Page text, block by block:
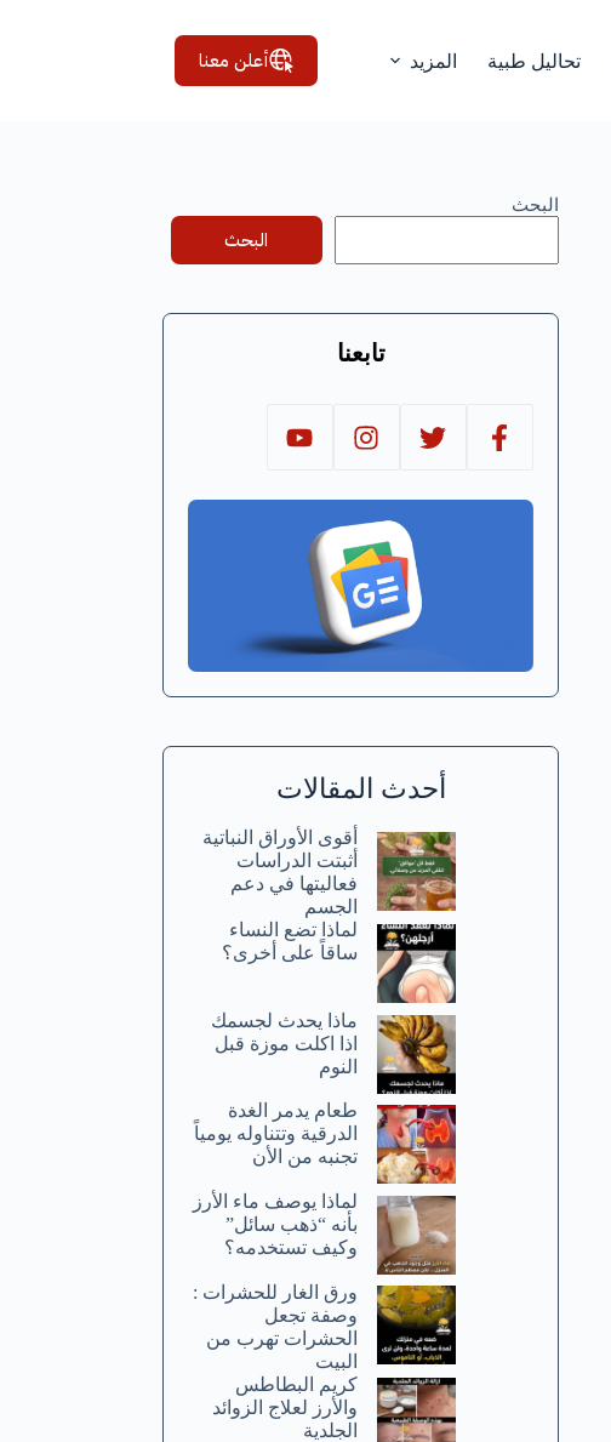
تحاليل طبية المزيد أعلن معنا
البحث
البحث
تابعنا
أحدث المقالات
أقوى الأوراق النباتية
أثبتت الدراسات
فعاليتها في دعم
الجسم
لماذا تضع النساء
ساقاً على أخرى؟
ماذا يحدث لجسمك
اذا اكلت موزة قبل
النوم
طعام يدمر الغدة
الدرقية وتتناوله يومياً
تجنبه من الأن
لماذا يوصف ماء الأرز
بأنه “ذهب سائل”
وكيف تستخدمه؟
ورق الغار للحشرات :
وصفة تجعل
الحشرات تهرب من
البيت
كريم البطاطس
والأرز لعلاج الزوائد
الجلدية